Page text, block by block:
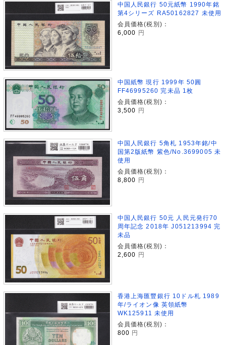
中国人民銀行 50元紙幣 1990年銘
第4シリーズ RA50162827 未使用
会員価格(税別)：
6,000 円
中国紙幣 現行 1999年 50圓
FF46995260 完未品 1枚
会員価格(税別)：
3,500 円
中国人民銀行 5角札 1953年銘/中
国第2版紙幣 紫色/No.3699005 未
使用
会員価格(税別)：
8,800
円
中国人民銀行 50元 人民元発行70
周年記念 2018年 J051213994 完
未品
会員価格(税別)：
2,600
円
香港上海匯豐銀行 10ドル札 1989
年/ライオン像 英領紙幣
WK125911 未使用
会員価格(税別)：
800 円